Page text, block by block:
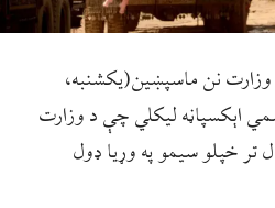
نن ماسپښین(یکشنبه،
اېکسپاڼه لیکلي چې د وزارت
زره کډوال تر خپلو سیمو په وړیا ډول